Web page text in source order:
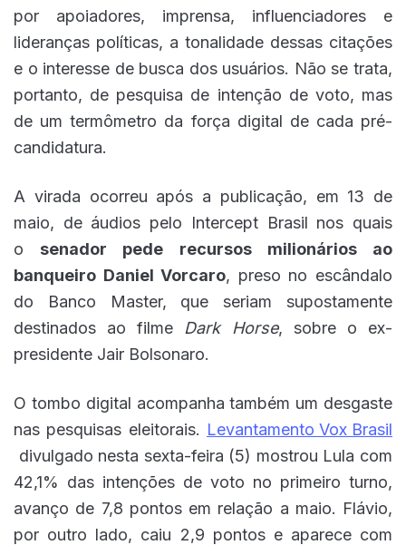
por apoiadores, imprensa, influenciadores e
lideranças políticas, a tonalidade dessas citações
e o interesse de busca dos usuários. Não se trata,
portanto, de pesquisa de intenção de voto, mas
de um termômetro da força digital de cada pré-
candidatura.
A virada ocorreu após a publicação, em 13 de
maio, de áudios pelo Intercept Brasil nos quais
o senador pede recursos milionários ao
banqueiro Daniel Vorcaro, preso no escândalo
do Banco Master, que seriam supostamente
destinados ao filme Dark Horse, sobre o ex-
presidente Jair Bolsonaro.
O tombo digital acompanha também um desgaste
nas pesquisas eleitorais. Levantamento Vox Brasil
divulgado nesta sexta-feira (5) mostrou Lula com
42,1% das intenções de voto no primeiro turno,
avanço de 7,8 pontos em relação a maio. Flávio,
por outro lado, caiu 2,9 pontos e aparece com